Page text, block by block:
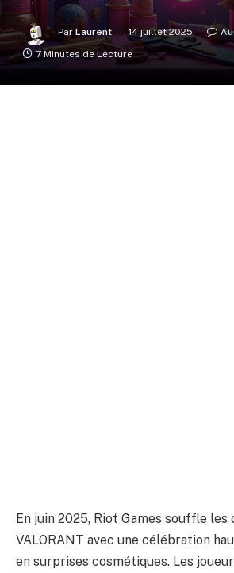
Par Laurent 14 juillet 2025
7 Minutes de Lecture
En juin 2025, Riot Games souffle les
VALORANT avec une célébration
en surprises cosmétiques. Les